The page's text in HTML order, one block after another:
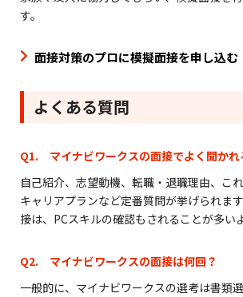
す。
面接対策のプロに模擬面接を申し込む
よくある質問
Q1. マイナビワークスの面接でよく聞かれ
自己紹介、志望動機、転職・退職理由、こ
キャリアプランなど定番質問が挙げられま
接は、PCスキルの確認もされることが多い
Q2. マイナビワークスの面接は何回？
一般的に、マイナビワークスの選考は書類